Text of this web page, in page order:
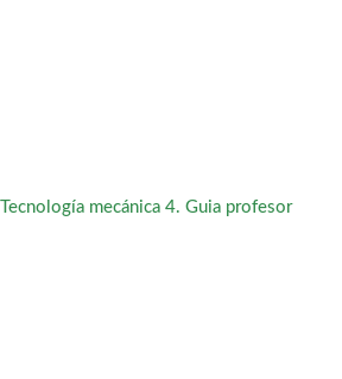
Tecnología mecánica 4. Guia profesor